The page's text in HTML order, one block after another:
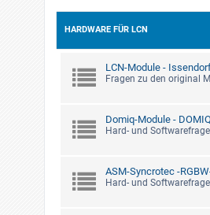
HARDWARE FÜR LCN
LCN-Module -
Fragen zu den original
Domiq-Module -
Hard- und
ASM-Syncrotec -
Hard- und